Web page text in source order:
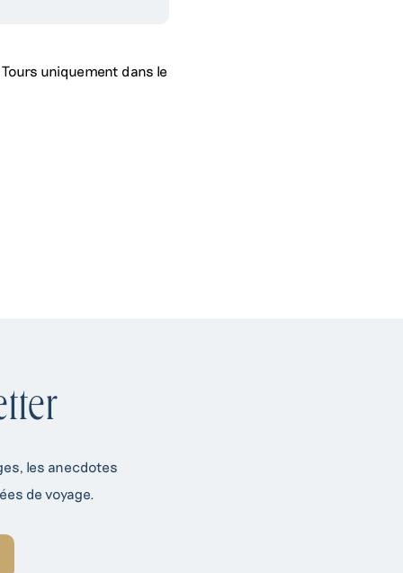
uniquement dans le
les anecdotes
de voyage.